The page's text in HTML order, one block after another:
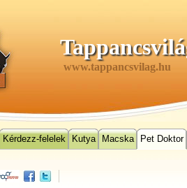
www.tappancsvilag.hu
Kérdezz-felelek Kutya Macska Pet Doktor